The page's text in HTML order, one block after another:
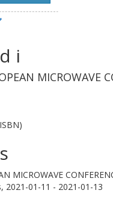
och nanovetenskap,
i
MICROWAVE
MICROWAVE
2021-01-11 - 2021-01-13